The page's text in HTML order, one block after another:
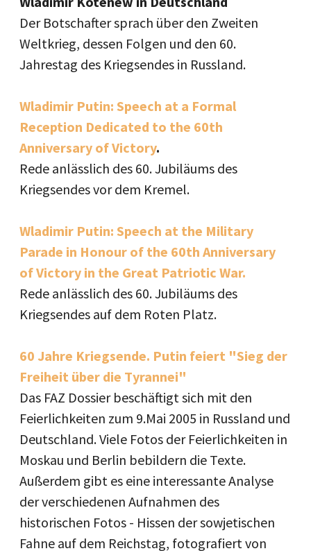
Der Botschafter sprach über den Zweiten
Weltkrieg, dessen Folgen und den 60.
Jahrestag des Kriegsendes in Russland.
Wladimir Putin: Speech at a Formal
Reception Dedicated to the 60th
Anniversary of Victory.
Rede anlässlich des 60. Jubiläums des
Kriegsendes vor dem Kremel.
Wladimir Putin: Speech at the Military
Parade in Honour of the 60th Anniversary
of Victory in the Great Patriotic War.
Rede anlässlich des 60. Jubiläums des
Kriegsendes auf dem Roten Platz.
60 Jahre Kriegsende. Putin feiert "Sieg der
Freiheit über die Tyrannei"
Das FAZ Dossier beschäftigt sich mit den
Feierlichkeiten zum 9.Mai 2005 in Russland und
Deutschland. Viele Fotos der Feierlichkeiten in
Moskau und Berlin bebildern die Texte.
Außerdem gibt es eine interessante Analyse
der verschiedenen Aufnahmen des
historischen Fotos - Hissen der sowjetischen
Fahne auf dem Reichstag, fotografiert von